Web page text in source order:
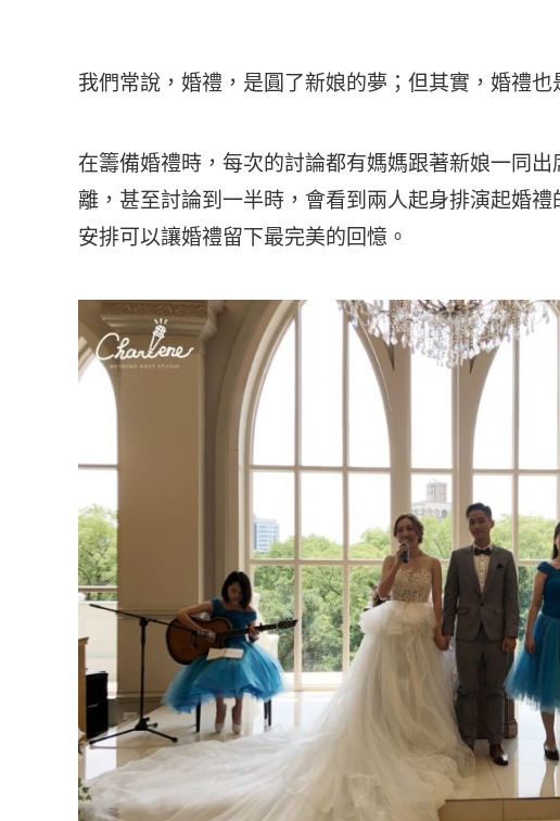
我們常說，婚禮，是圓了新娘的夢；但其實，婚禮也
在籌備婚禮時，每次的討論都有媽媽跟著新娘一同
離，甚至討論到一半時，會看到兩人起身排演起婚
安排可以讓婚禮留下最完美的回憶。